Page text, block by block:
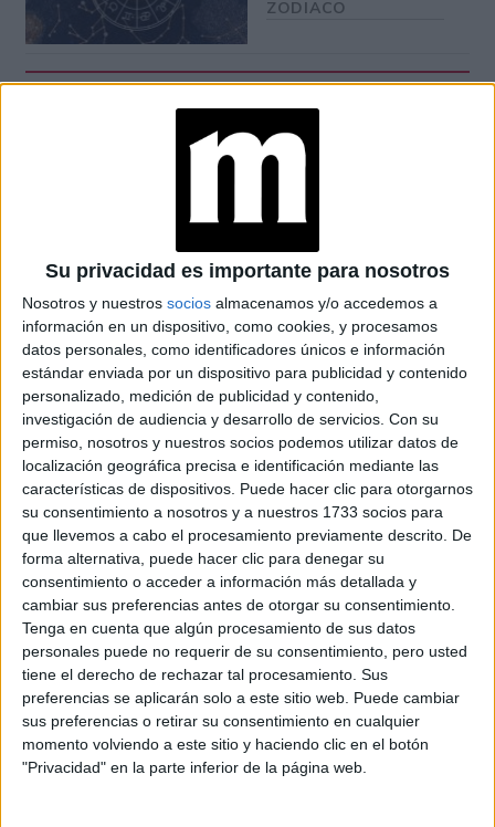
Su privacidad es importante para nosotros
Nosotros y nuestros socios almacenamos y/o accedemos a
información en un dispositivo, como cookies, y procesamos
datos personales, como identificadores únicos e información
estándar enviada por un dispositivo para publicidad y contenido
personalizado, medición de publicidad y contenido,
investigación de audiencia y desarrollo de servicios. Con su
permiso, nosotros y nuestros socios podemos utilizar datos de
localización geográfica precisa e identificación mediante las
características de dispositivos. Puede hacer clic para otorgarnos
su consentimiento a nosotros y a nuestros 1733 socios para
que llevemos a cabo el procesamiento previamente descrito. De
forma alternativa, puede hacer clic para denegar su
consentimiento o acceder a información más detallada y
cambiar sus preferencias antes de otorgar su consentimiento.
Tenga en cuenta que algún procesamiento de sus datos
personales puede no requerir de su consentimiento, pero usted
tiene el derecho de rechazar tal procesamiento. Sus
preferencias se aplicarán solo a este sitio web. Puede cambiar
sus preferencias o retirar su consentimiento en cualquier
momento volviendo a este sitio y haciendo clic en el botón
"Privacidad" en la parte inferior de la página web.
ZODIACO
détox , tanto con los alimentos como
realizar tratamientos paraeliminar manchas, atenuar
cicatriceso extirpar verrugas es un buen momento por el
inicio de la fase menguante.
GALERÍA DE IMÁGENES
Accedé a los beneficios para suscriptores
Contenidos exclusivos
Sorteos
Descuentos en publicaciones
Participación en los eventos organizados por
Editorial Perfil.